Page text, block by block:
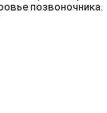
позвоночника.